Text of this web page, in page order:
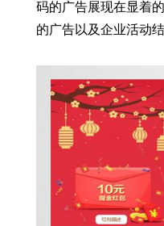
码的广告展现在显着
的广告以及企业活动结